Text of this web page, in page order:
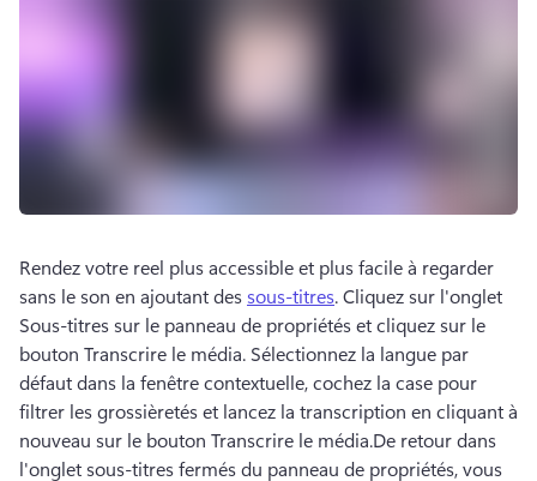
Rendez votre reel plus accessible et plus facile à regarder
sans le son en ajoutant des sous-titres. Cliquez sur l'onglet
Sous-titres sur le panneau de propriétés et cliquez sur le
bouton Transcrire le média. Sélectionnez la langue par
défaut dans la fenêtre contextuelle, cochez la case pour
filtrer les grossièretés et lancez la transcription en cliquant à
nouveau sur le bouton Transcrire le média.De retour dans
l'onglet sous-titres fermés du panneau de propriétés, vous